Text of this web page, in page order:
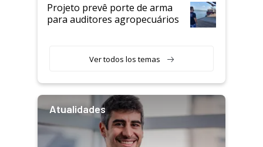
Projeto prevê porte de arma
para auditores agropecuários
Ver todos los temas
Atualidades